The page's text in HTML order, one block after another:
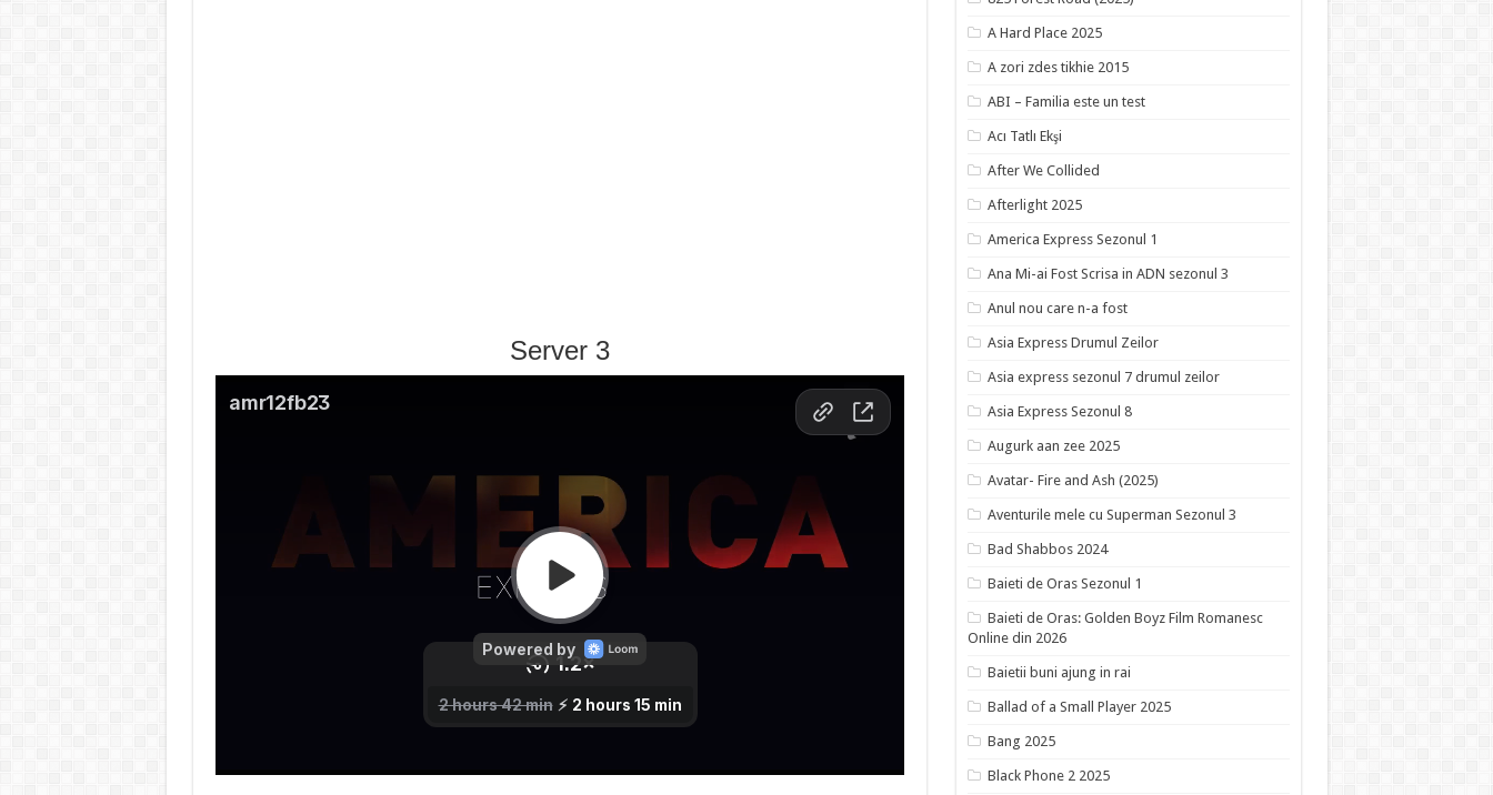
Server 3
A Hard Place 2025
A zori zdes tikhie 2015
ABI – Familia este un test
Acı Tatlı Ekşi
After We Collided
Afterlight 2025
America Express Sezonul 1
Ana Mi-ai Fost Scrisa in ADN sezonul 3
Anul nou care n-a fost
Asia Express Drumul Zeilor
Asia express sezonul 7 drumul zeilor
Asia Express Sezonul 8
Augurk aan zee 2025
Avatar- Fire and Ash (2025)
Aventurile mele cu Superman Sezonul 3
Bad Shabbos 2024
Baieti de Oras Sezonul 1
Baieti de Oras: Golden Boyz Film Romanesc
Online din 2026
Baietii buni ajung in rai
Ballad of a Small Player 2025
Bang 2025
Black Phone 2 2025